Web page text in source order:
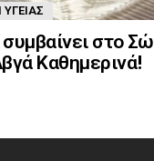
συμβαίνει στο
Καθημερινά!